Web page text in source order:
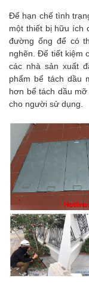
Để hạn chế tình
một thiết bị hữu ích
đường ống để có
nghẽn. Để tiết kiệm
các nhà sản xuất
phẩm bể tách dầu
hơn bể tách dầu
cho người sử dụng.